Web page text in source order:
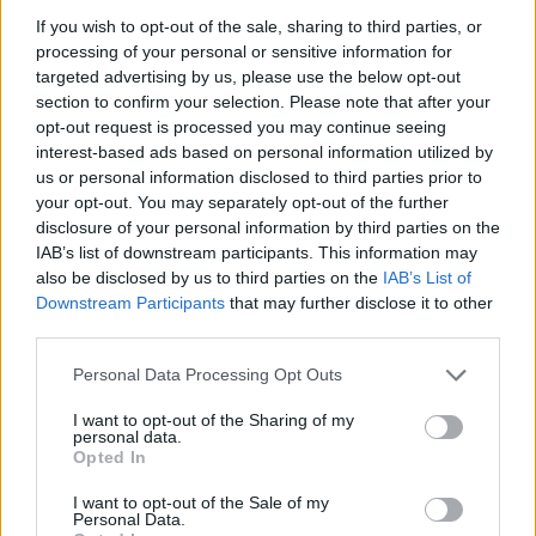
If you wish to opt-out of the sale, sharing to third parties, or
processing of your personal or sensitive information for
targeted advertising by us, please use the below opt-out
section to confirm your selection. Please note that after your
opt-out request is processed you may continue seeing
interest-based ads based on personal information utilized by
us or personal information disclosed to third parties prior to
your opt-out. You may separately opt-out of the further
disclosure of your personal information by third parties on the
IAB’s list of downstream participants. This information may
also be disclosed by us to third parties on the IAB’s List of
Downstream Participants that may further disclose it to other
Personal Data Processing Opt Outs
I want to opt-out of the Sharing of my
personal data.
Opted In
I want to opt-out of the Sale of my
Personal Data.